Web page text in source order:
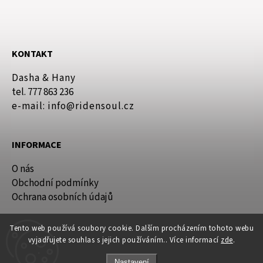
Tento web používá soubory cookie. Dalším procházením tohoto webu
vyjadřujete souhlas s jejich používáním.. Více informací zde.
KONTAKT
Dasha & Hany
tel. 777 863 236
e-mail: info@ridensoul.cz
INFORMACE
O nás
Obchodní podmínky
Ochrana osobních údajů